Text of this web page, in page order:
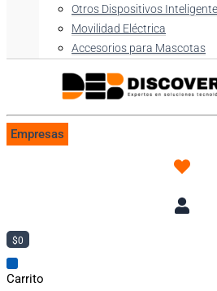
Otros Dispositivos
Movilidad Eléctrica
Accesorios para Mascotas
Empresas
$0
Carrito